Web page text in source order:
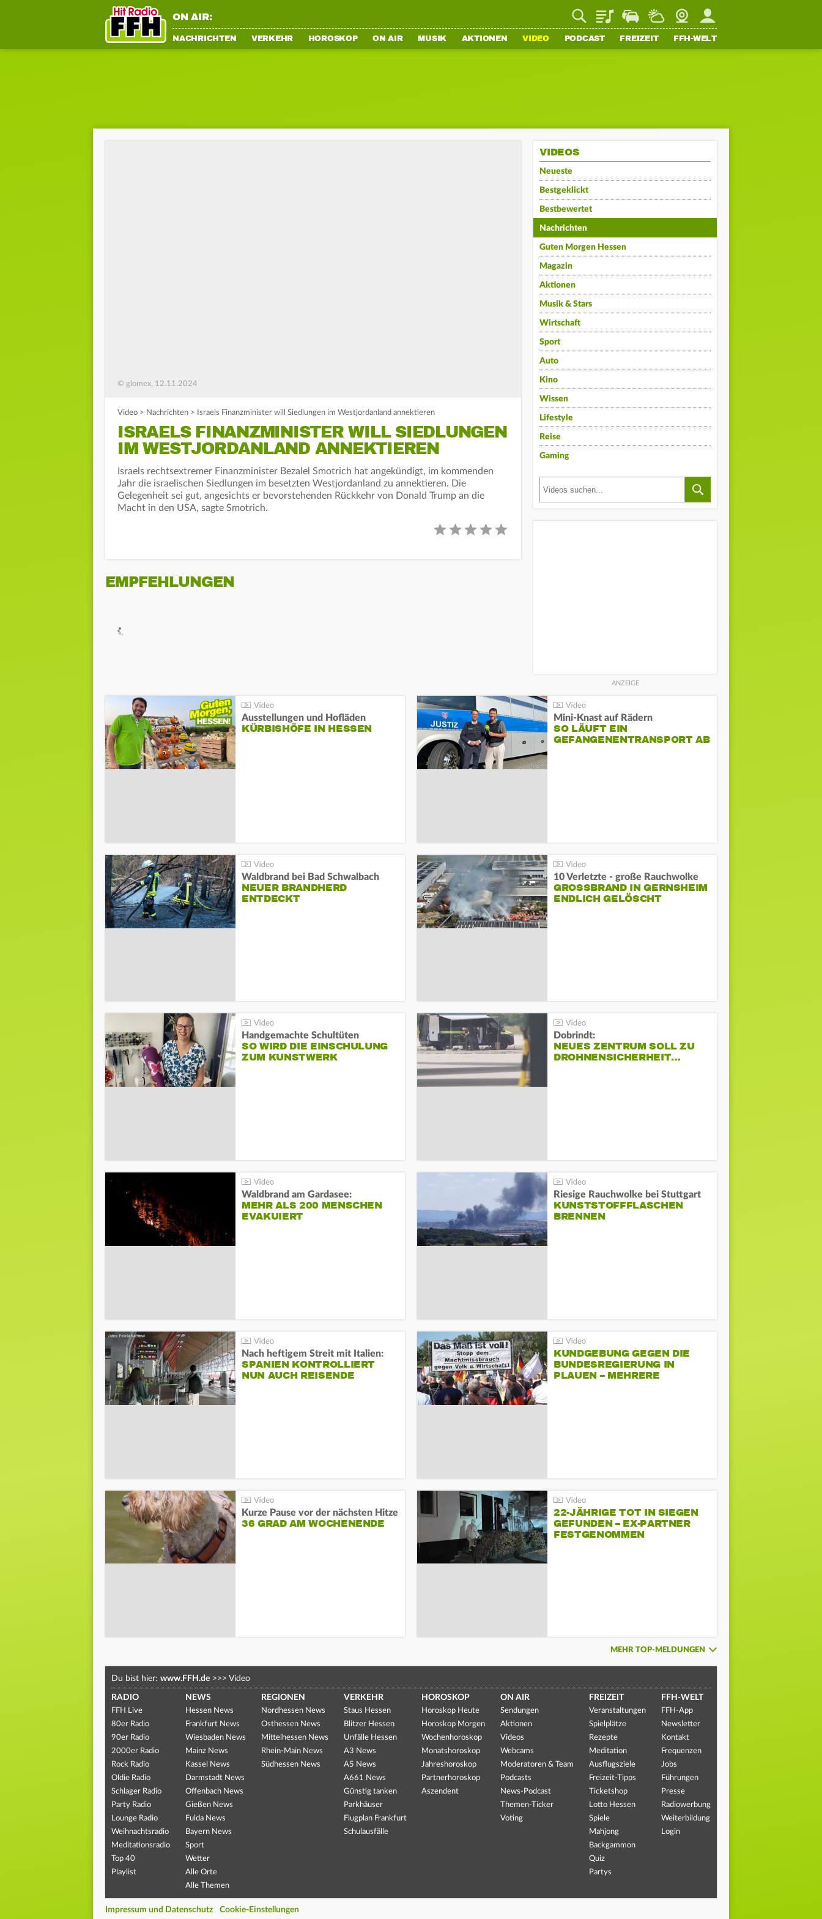
ON AIR: PlaylistStaupilotWetterWebcamMein FFH
NACHRICHTEN VERKEHR HOROSKOP ON AIR MUSIK AKTIONEN VIDEO PODCAST FREIZEIT FFH-WELT
© glomex, 12.11.2024
Video > Nachrichten > Israels Finanzminister will Siedlungen im Westjordanland annektieren
ISRAELS FINANZMINISTER WILL SIEDLUNGEN
IM WESTJORDANLAND ANNEKTIEREN
Israels rechtsextremer Finanzminister Bezalel Smotrich hat angekündigt, im kommenden
Jahr die israelischen Siedlungen im besetzten Westjordanland zu annektieren. Die
Gelegenheit sei gut, angesichts er bevorstehenden Rückkehr von Donald Trump an die
Macht in den USA, sagte Smotrich.
EMPFEHLUNGEN
VIDEOS
Neueste
Bestgeklickt
Bestbewertet
Nachrichten
Guten Morgen Hessen
Magazin
Aktionen
Musik & Stars
Wirtschaft
Sport
Auto
Kino
Wissen
Lifestyle
Reise
Gaming
Ausstellungen und Hofläden
KÜRBISHÖFE IN HESSEN
Mini-Knast auf Rädern
SO LÄUFT EIN
GEFANGENENTRANSPORT AB
Waldbrand bei Bad Schwalbach
NEUER BRANDHERD
ENTDECKT
10 Verletzte - große Rauchwolke
GROSSBRAND IN GERNSHEIM E
NDLICH GELÖSCHT
Handgemachte Schultüten
SO WIRD DIE EINSCHULUNG
ZUM KUNSTWERK
Dobrindt:
NEUES ZENTRUM SOLL ZU
DROHNENSICHERHEIT…
Waldbrand am Gardasee:
MEHR ALS 200 MENSCHEN
EVAKUIERT
Riesige Rauchwolke bei Stuttgart
KUNSTSTOFFFLASCHEN
BRENNEN
Nach heftigem Streit mit Italien:
SPANIEN KONTROLLIERT
NUN AUCH REISENDE
KUNDGEBUNG GEGEN DIE
BUNDESREGIERUNG IN
PLAUEN – MEHRERE
Kurze Pause vor der nächsten Hitze
36 GRAD AM WOCHENENDE
22-JÄHRIGE TOT IN SIEGEN
GEFUNDEN – EX-PARTNER
FESTGENOMMEN
MEHR TOP-MELDUNGEN
Du bist hier: www.FFH.de >>> Video
RADIO
FFH Live
80er Radio
90er Radio
2000er Radio
Rock Radio
Oldie Radio
Schlager Radio
Party Radio
Lounge Radio
Weihnachtsradio
Meditationsradio
Top 40
Playlist
NEWS
Hessen News
Frankfurt News
Wiesbaden News
Mainz News
Kassel News
Darmstadt News
Offenbach News
Gießen News
Fulda News
Bayern News
Sport
Wetter
Alle Orte
Alle Themen
REGIONEN
Nordhessen News
Osthessen News
Mittelhessen News
Rhein-Main News
Südhessen News
VERKEHR
Staus Hessen
Blitzer Hessen
Unfälle Hessen
A3 News
A5 News
A661 News
Günstig tanken
Parkhäuser
Flugplan Frankfurt
Schulausfälle
HOROSKOP
Horoskop Heute
Horoskop Morgen
Wochenhoroskop
Monatshoroskop
Jahreshoroskop
Partnerhoroskop
Aszendent
ON AIR
Sendungen
Aktionen
Videos
Webcams
Moderatoren & Team
Podcasts
News-Podcast
Themen-Ticker
Voting
FREIZEIT
Veranstaltungen
Spielplätze
Rezepte
Meditation
Ausflugsziele
Freizeit-Tipps
Ticketshop
Lotto Hessen
Spiele
Mahjong
Backgammon
Quiz
Partys
FFH-WELT
FFH-App
Newsletter
Kontakt
Frequenzen
Jobs
Führungen
Presse
Radiowerbung
Weiterbildung
Login
Impressum und Datenschutz Cookie-Einstellungen